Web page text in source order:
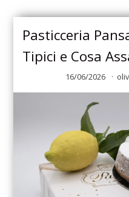
Pasticceria
Tipici e Cosa
16/06/2026